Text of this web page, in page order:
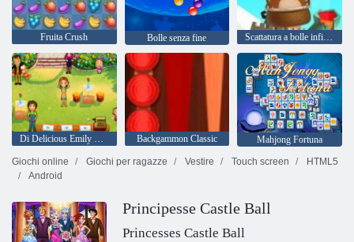
Fruita Crush Bolle senza fine Scattatura a bolle infinita
Di Delicious Emily Home Sweet Home Backgammon Classic
Mahjong Fortuna
Giochi online
Giochi per ragazze Vestire Touch screen
HTML5
Android
Principesse Castle Ball
Princesses Castle Ball